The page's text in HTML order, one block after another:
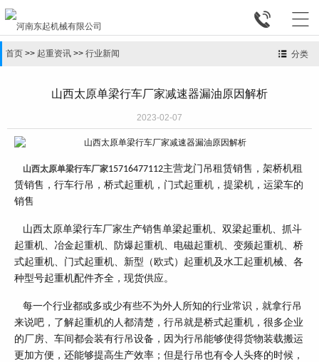


分类
首页 >> 起重资讯 >> 行业新闻
山西太原单梁行车厂家减速器漏油原因解析
2023-02-07
山西太原单梁行车厂家15716477112主营龙门吊租赁销售，架桥机租
赁销售，行车行吊，桥式起重机，门式起重机，提梁机，运梁车的
销售
山西太原单梁行车厂家生产销售单梁起重机、双梁起重机、抓斗
起重机、冶金起重机、防爆起重机、电磁起重机、变频起重机、桥
式起重机、门式起重机、新型（欧式）起重机及水工起重机械、各
种型号起重机配件齐全，现货供应。
每一个行业都或多或少有些不为外人所知的行业常识，就拿行吊
来说吧，了解起重机的人都清楚，行吊就是桥式起重机，很多企业
的厂房、车间都会装有行吊设备，因为行吊能够使得货物装载搬运
更加方便，还能够提高生产效率；但是行吊也有令人头疼的时候，